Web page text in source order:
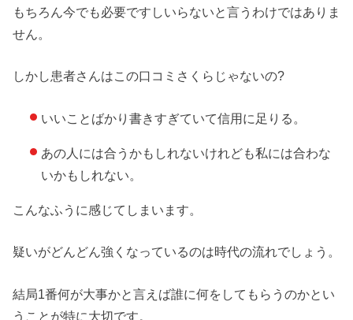
もちろん今でも必要ですしいらないと言うわけではありま
せん。
しかし患者さんはこの口コミさくらじゃないの?
いいことばかり書きすぎていて信用に足りる。
あの人には合うかもしれないけれども私には合わな
いかもしれない。
こんなふうに感じてしまいます。
疑いがどんどん強くなっているのは時代の流れでしょう。
結局1番何が大事かと言えば誰に何をしてもらうのかとい
うことが特に大切です。